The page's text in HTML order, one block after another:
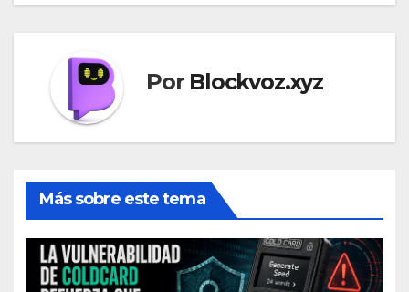
Por Blockvoz.xyz
Más sobre este tema